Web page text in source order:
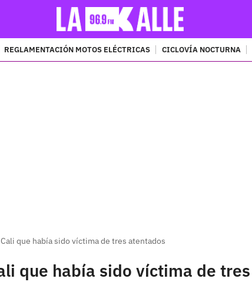
REGLAMENTACIÓN MOTOS ELÉCTRICAS CICLOVÍA NOCTURNA
que había sido víctima de tres atentados
que había sido víctima de